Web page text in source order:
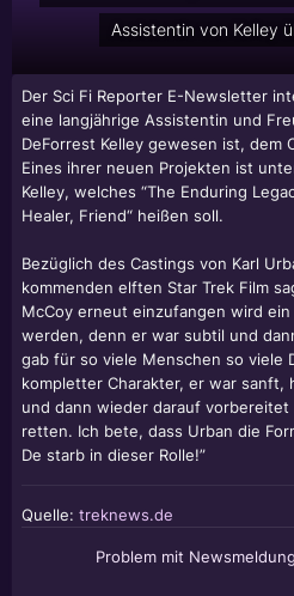
Assistentin von Kelley
Der Sci Fi Reporter E-Newsletter
eine langjährige Assistentin und
DeForrest Kelley gewesen ist, dem
Eines ihrer neuen Projekten ist
Kelley, welches “The Enduring
Healer, Friend“ heißen soll.
Bezüglich des Castings von Karl
kommenden elften Star Trek Film
McCoy erneut einzufangen wird
werden, denn er war subtil und
gab für so viele Menschen so viele
kompletter Charakter, er war sanft,
und dann wieder darauf
retten. Ich bete, dass Urban die
De starb in dieser Rolle!”
Quelle: treknews.de
Problem mit